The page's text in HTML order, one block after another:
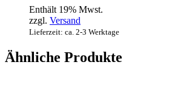
Enthält 19% Mwst.
zzgl. Versand
Lieferzeit: ca. 2-3 Werktage
Ähnliche Produkte